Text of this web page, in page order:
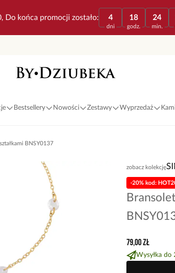
Do końca promocji zostało: 4
dni
18
godz.
24
min.
Bestsellery Nowości Zestawy Wyprzedaż
BNSY0137
zobacz kolekcję
-20% kod:
79,00 zł
Wysyłka do